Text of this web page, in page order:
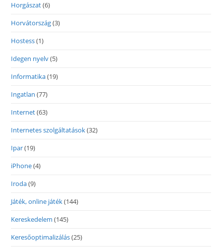
Horgászat(6)
Horvátország(3)
Hostess(1)
Idegen nyelv(5)
Informatika(19)
Ingatlan (77)
Internet(63)
Internetes szolgáltatások(32)
Ipar(19)
iPhone(4)
Iroda(9)
Játék, online játék(144)
Kereskedelem (145)
Keresőoptimalizálás(25)